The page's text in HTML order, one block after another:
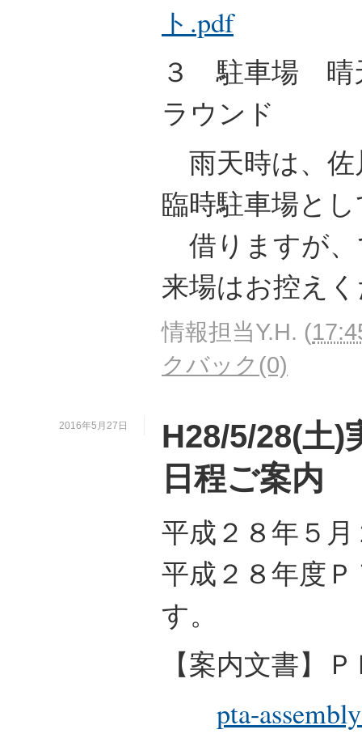
ト.pdf
３ 駐車場 晴
ラウンド
雨天時は、佐
臨時駐車場と
借りますが
来場はお控え
情報担当Y.H. (
クバック(0)
2016年5月27日
H28/5/28(土)
日程ご案内
平成２８年５
平成２８年度
す。
【案内文書】
pta-